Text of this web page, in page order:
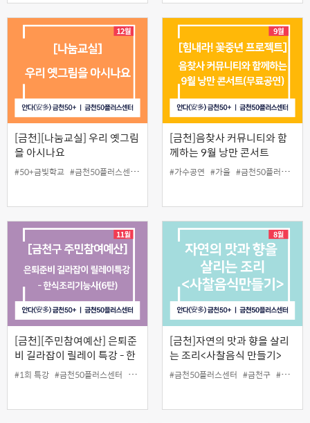
[금천][나눔교실] 우리 옛그림
을 아시나요
#50+금빛학교 #금천50플러스센터 #나눔교실 #옛그림 #인생설계
[금천]음찾사 커뮤니티와 함
께하는 9월 낭만 콘서트
#가수공연 #가을 #금천50플러스센터
[금천][주민참여예산] 은퇴준
비 길라잡이 릴레이 특강 - 한
식조리기능사(6탄)
#1회 특강 #금천50플러스센터 #금천구 #금천구민 #남성 #무료 #자격증 #중장
[금천]자연의 맛과 향을 살리
는 조리<사찰음식 만들기>
#금천50플러스센터 #금천구 #사찰음식만들기